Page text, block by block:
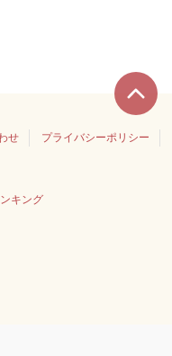
せ プライバシーポリシー
キング